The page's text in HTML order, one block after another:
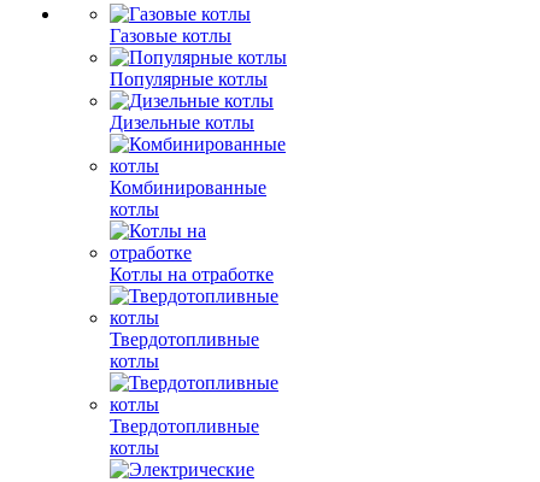
Газовые котлы
Популярные котлы
Дизельные котлы
Комбинированные
котлы
Котлы на отработке
Твердотопливные
котлы
Твердотопливные
котлы